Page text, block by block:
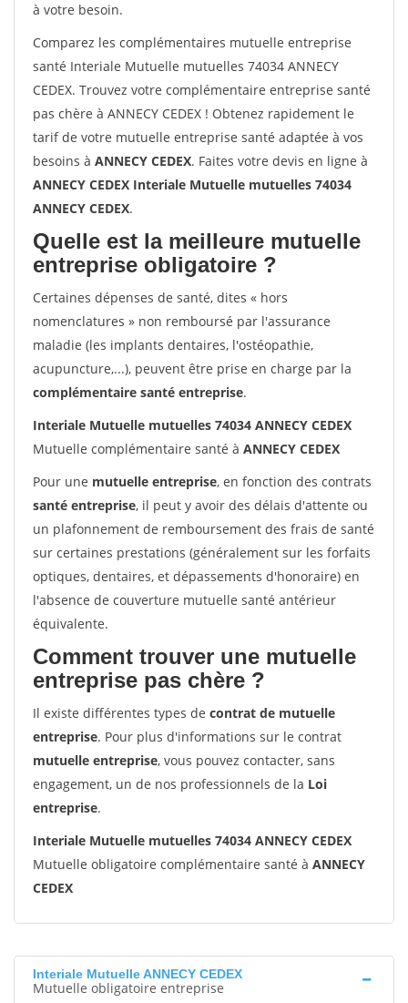
à votre besoin.
Comparez les complémentaires mutuelle entreprise
santé Interiale Mutuelle mutuelles 74034 ANNECY
CEDEX. Trouvez votre complémentaire entreprise santé
pas chère à ANNECY CEDEX ! Obtenez rapidement le
tarif de votre mutuelle entreprise santé adaptée à vos
besoins à ANNECY CEDEX. Faites votre devis en ligne à
ANNECY CEDEX Interiale Mutuelle mutuelles 74034
ANNECY CEDEX.
Quelle est la meilleure mutuelle
entreprise obligatoire ?
Certaines dépenses de santé, dites « hors
nomenclatures » non remboursé par l'assurance
maladie (les implants dentaires, l'ostéopathie,
acupuncture,...), peuvent être prise en charge par la
complémentaire santé entreprise.
Interiale Mutuelle mutuelles 74034 ANNECY CEDEX
Mutuelle complémentaire santé à ANNECY CEDEX
Pour une mutuelle entreprise, en fonction des contrats
santé entreprise, il peut y avoir des délais d'attente ou
un plafonnement de remboursement des frais de santé
sur certaines prestations (généralement sur les forfaits
optiques, dentaires, et dépassements d'honoraire) en
l'absence de couverture mutuelle santé antérieur
équivalente.
Comment trouver une mutuelle
entreprise pas chère ?
Il existe différentes types de contrat de mutuelle
entreprise. Pour plus d'informations sur le contrat
mutuelle entreprise, vous pouvez contacter, sans
engagement, un de nos professionnels de la Loi
entreprise.
Interiale Mutuelle mutuelles 74034 ANNECY CEDEX
Mutuelle obligatoire complémentaire santé à ANNECY
CEDEX
Interiale Mutuelle ANNECY CEDEX
Mutuelle obligatoire entreprise